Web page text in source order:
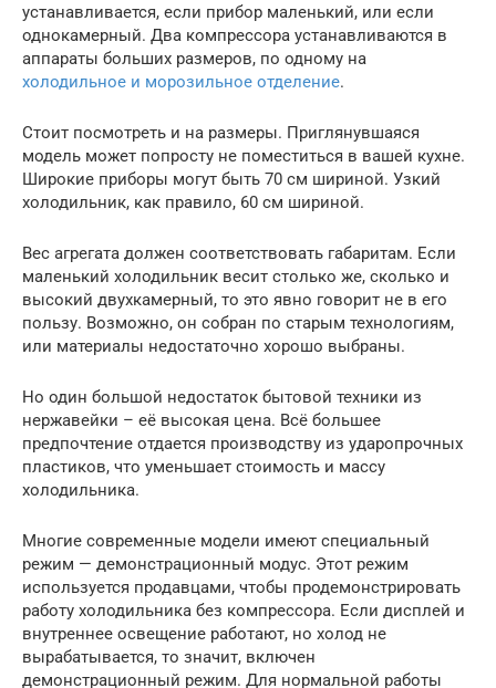
устанавливается, если прибор маленький, или если
однокамерный. Два компрессора устанавливаются в
аппараты больших размеров, по одному на
холодильное и морозильное отделение.
Стоит посмотреть и на размеры. Приглянувшаяся
модель может попросту не поместиться в вашей кухне.
Широкие приборы могут быть 70 см шириной. Узкий
холодильник, как правило, 60 см шириной.
Вес агрегата должен соответствовать габаритам. Если
маленький холодильник весит столько же, сколько и
высокий двухкамерный, то это явно говорит не в его
пользу. Возможно, он собран по старым технологиям,
или материалы недостаточно хорошо выбраны.
Но один большой недостаток бытовой техники из
нержавейки – её высокая цена. Всё большее
предпочтение отдается производству из ударопрочных
пластиков, что уменьшает стоимость и массу
холодильника.
Многие современные модели имеют специальный
режим — демонстрационный модус. Этот режим
используется продавцами, чтобы продемонстрировать
работу холодильника без компрессора. Если дисплей и
внутреннее освещение работают, но холод не
вырабатывается, то значит, включен
демонстрационный режим. Для нормальной работы